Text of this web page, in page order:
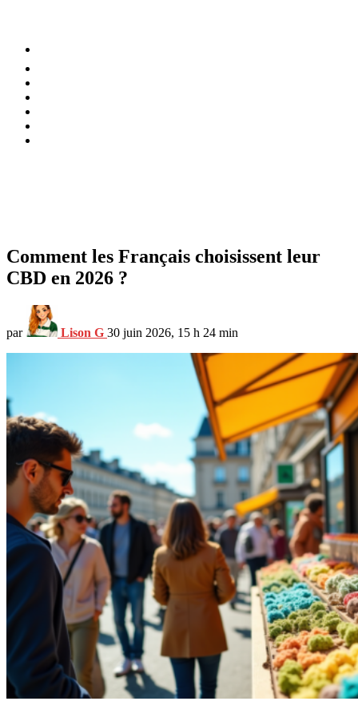
Comment les Français choisissent leur
CBD en 2026 ?
par Lison G 30 juin 2026, 15 h 24 min